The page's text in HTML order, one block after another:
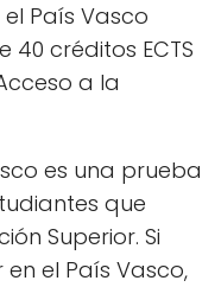
País Vasco
créditos ECTS
a la
es una prueba
que
Superior. Si
el País Vasco,